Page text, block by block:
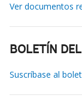
Ver documentos
BOLETÍN
Suscríbase al